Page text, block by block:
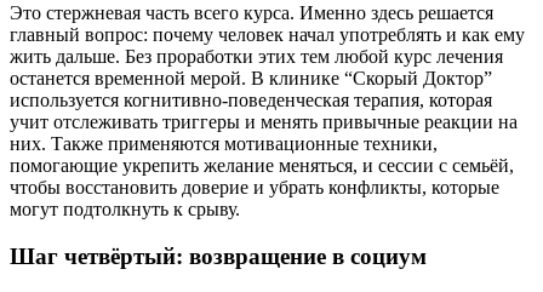
Это стержневая часть всего курса. Именно здесь решается
главный вопрос: почему человек начал употреблять и как ему
жить дальше. Без проработки этих тем любой курс лечения
останется временной мерой. В клинике “Скорый Доктор”
используется когнитивно-поведенческая терапия, которая
учит отслеживать триггеры и менять привычные реакции на
них. Также применяются мотивационные техники,
помогающие укрепить желание меняться, и сессии с семьёй,
чтобы восстановить доверие и убрать конфликты, которые
могут подтолкнуть к срыву.
Шаг четвёртый: возвращение в социум